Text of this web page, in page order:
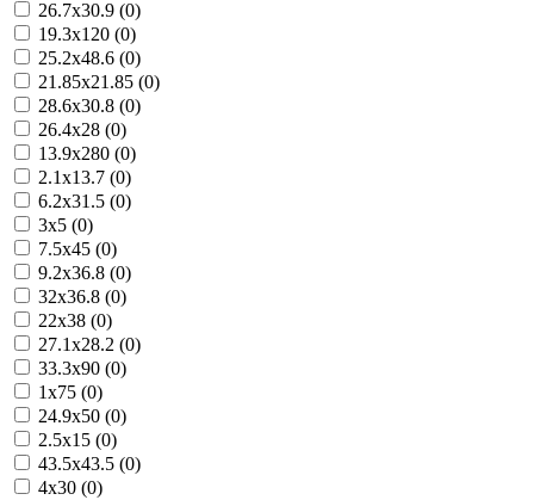
26.7x30.9 (0)
19.3x120 (0)
25.2x48.6 (0)
21.85x21.85 (0)
28.6x30.8 (0)
26.4x28 (0)
13.9x280 (0)
2.1x13.7 (0)
6.2x31.5 (0)
3x5 (0)
7.5x45 (0)
9.2x36.8 (0)
32x36.8 (0)
22x38 (0)
27.1x28.2 (0)
33.3x90 (0)
1x75 (0)
24.9x50 (0)
2.5x15 (0)
43.5x43.5 (0)
4x30 (0)